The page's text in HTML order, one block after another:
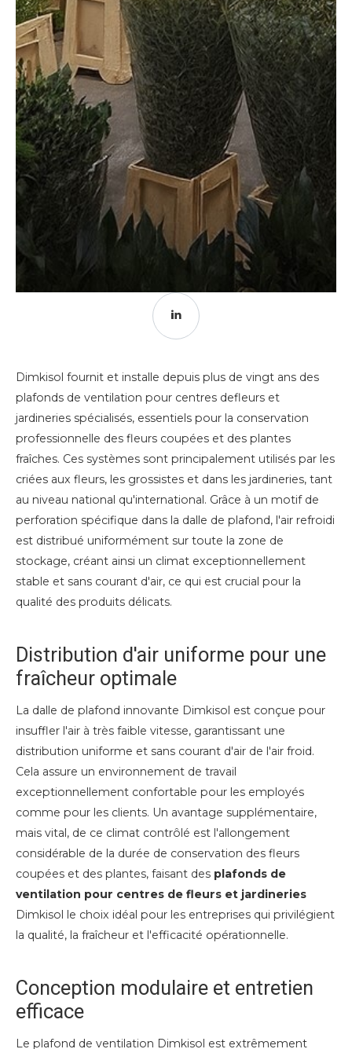
Dimkisol fournit et installe depuis plus de vingt ans des
plafonds de ventilation pour centres defleurs et
jardineries spécialisés, essentiels pour la conservation
professionnelle des fleurs coupées et des plantes
fraîches. Ces systèmes sont principalement utilisés par les
criées aux fleurs, les grossistes et dans les jardineries, tant
au niveau national qu'international. Grâce à un motif de
perforation spécifique dans la dalle de plafond, l'air refroidi
est distribué uniformément sur toute la zone de
stockage, créant ainsi un climat exceptionnellement
stable et sans courant d'air, ce qui est crucial pour la
qualité des produits délicats.
Distribution d'air uniforme pour une
fraîcheur optimale
La dalle de plafond innovante Dimkisol est conçue pour
insuffler l'air à très faible vitesse, garantissant une
distribution uniforme et sans courant d'air de l'air froid.
Cela assure un environnement de travail
exceptionnellement confortable pour les employés
comme pour les clients. Un avantage supplémentaire,
mais vital, de ce climat contrôlé est l'allongement
considérable de la durée de conservation des fleurs
coupées et des plantes, faisant des plafonds de
ventilation pour centres de fleurs et jardineries
Dimkisol le choix idéal pour les entreprises qui privilégient
la qualité, la fraîcheur et l'efficacité opérationnelle.
Conception modulaire et entretien
efficace
Le plafond de ventilation Dimkisol est extrêmement